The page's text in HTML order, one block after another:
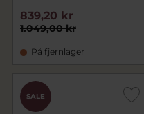
1.049,00 kr
839,20 kr
På fjernlager
SALE